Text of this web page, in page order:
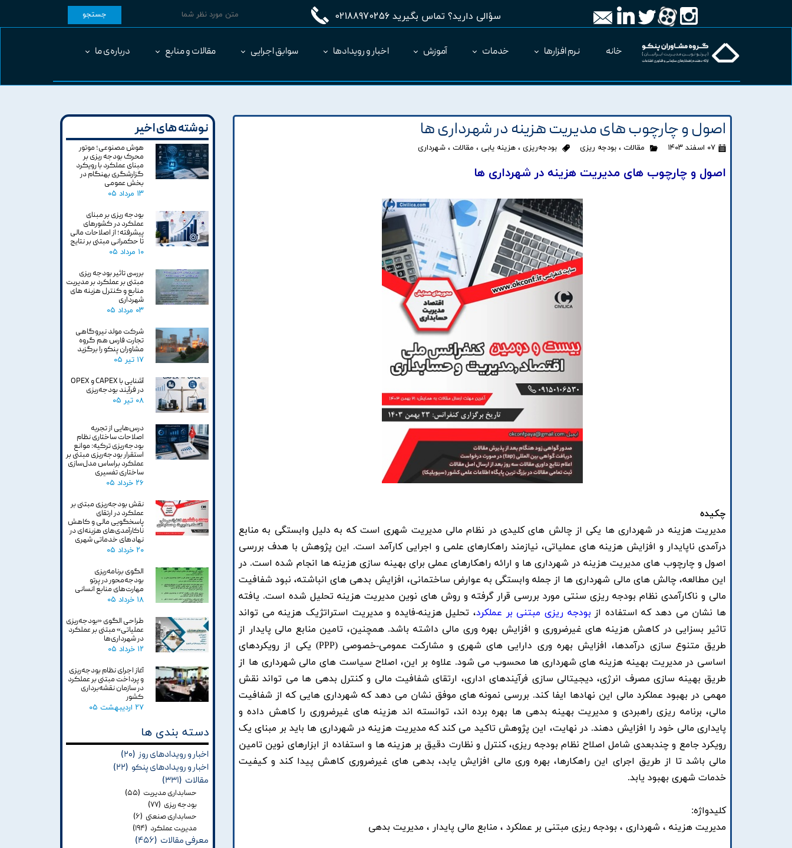
سؤالی دارید؟ تماس بگیرید 02188970256 جستجو
خانه نرم افزارها خدمات آموزش اخبار و رویدادها سوابق اجرایی مقالات و منابع درباره‌ی ما
اصول و چارچوب های مدیریت هزینه در شهرداری ها
۰۷ اسفند ۱۴۰۳ مقالات ، بودجه ریزی بودجه‌ریزی ، هزینه یابی ، مقالات ، شهرداری
اصول و چارچوب های مدیریت هزینه در شهرداری ها
چکیده
مدیریت هزینه در شهرداری ها یکی از چالش های کلیدی در نظام مالی مدیریت شهری است که به دلیل وابستگی به منابع
درآمدی ناپایدار و افزایش هزینه های عملیاتی، نیازمند راهکارهای علمی و اجرایی کارآمد است. این پژوهش با هدف بررسی
اصول و چارچوب های مدیریت هزینه در شهرداری ها و ارائه راهکارهای عملی برای بهینه سازی هزینه ها انجام شده است. در
این مطالعه، چالش های مالی شهرداری ها از جمله وابستگی به عوارض ساختمانی، افزایش بدهی های انباشته، نبود شفافیت
مالی و ناکارآمدی نظام بودجه ریزی سنتی مورد بررسی قرار گرفته و روش های نوین مدیریت هزینه تحلیل شده است. یافته
ها نشان می دهد که استفاده از بودجه ریزی مبتنی بر عملکرد، تحلیل هزینه-فایده و مدیریت استراتژیک هزینه می تواند
تاثیر بسزایی در کاهش هزینه های غیرضروری و افزایش بهره وری مالی داشته باشد. همچنین، تامین منابع مالی پایدار از
طریق متنوع سازی درآمدها، افزایش بهره وری دارایی های شهری و مشارکت عمومی-خصوصی (PPP) یکی از رویکردهای
اساسی در مدیریت بهینه هزینه های شهرداری ها محسوب می شود. علاوه بر این، اصلاح سیاست های مالی شهرداری ها از
طریق بهینه سازی مصرف انرژی، دیجیتالی سازی فرآیندهای اداری، ارتقای شفافیت مالی و کنترل بدهی ها می تواند نقش
مهمی در بهبود عملکرد مالی این نهادها ایفا کند. بررسی نمونه های موفق نشان می دهد که شهرداری هایی که از شفافیت
مالی، برنامه ریزی راهبردی و مدیریت بهینه بدهی ها بهره برده اند، توانسته اند هزینه های غیرضروری را کاهش داده و
پایداری مالی خود را افزایش دهند. در نهایت، این پژوهش تاکید می کند که مدیریت هزینه در شهرداری ها باید بر مبنای یک
رویکرد جامع و چندبعدی شامل اصلاح نظام بودجه ریزی، کنترل و نظارت دقیق بر هزینه ها و استفاده از ابزارهای نوین تامین
مالی باشد تا از طریق اجرای این راهکارها، بهره وری مالی افزایش یابد، بدهی های غیرضروری کاهش پیدا کند و کیفیت
خدمات شهری بهبود یابد.
کلیدواژه:
مدیریت هزینه ، شهرداری ، بودجه ریزی مبتنی بر عملکرد ، منابع مالی پایدار ، مدیریت بدهی
نوشته های اخیر
هوش مصنوعی؛ موتور
محرک بودجه ریزی بر
مبنای عملکرد با رویکرد
گزارشگری بهنگام در
بخش عمومی
۱۳ مرداد ۰۵
بودجه ریزی بر مبنای
عملکرد در کشورهای
پیشرفته؛ از اصلاحات مالی
تا حکمرانی مبتنی بر نتایج
۱۰ مرداد ۰۵
بررسی تاثیر بودجه ریزی
مبتنی بر عملکرد بر مدیریت
منابع و کنترل هزینه های
شهرداری
۰۳ مرداد ۰۵
شرکت مولد نیروگاهی
تجارت فارس هم گروه
مشاوران پنکو را برگزید
۱۷ تیر ۰۵
آشنایی با CAPEX و OPEX
در فرآیند بودجه‌ریزی
۰۸ تیر ۰۵
درس‌هایی از تجربه
اصلاحات ساختاری نظام
بودجه‌ریزی ترکیه: موانع
استقرار بودجه‌ریزی مبتنی بر
عملکرد براساس مدل‌سازی
ساختاری تفسیری
۲۶ خرداد ۰۵
نقش بودجه‌ریزی مبتنی بر
عملکرد در ارتقای
پاسخگویی مالی و کاهش
ناکارآمدی‌های هزینه‌ای در
نهادهای خدماتی شهری
۲۰ خرداد ۰۵
الگوی برنامه‌ریزی
بودجه‌محور در پرتو
مهارت‌های منابع انسانی
۱۸ خرداد ۰۵
طراحی الگوی «بودجه‌ریزی
عملیاتی» مبتنی بر عملکرد
در شهرداری‌ها
۱۲ خرداد ۰۵
آغاز اجرای نظام بودجه‌ریزی
و پرداخت مبتنی بر عملکرد
در سازمان نقشه‌برداری
کشور
۲۷ اردیبهشت ۰۵
دسته بندی ها
اخبار و رویدادهای روز (۲۰)
اخبار و رویدادهای پنکو (۲۲)
مقالات (۳۳۱)
حسابداری مدیریت (۵۵)
بودجه ریزی (۷۷)
حسابداری صنعتی (۶)
مدیریت عملکرد (۱۹۴)
معرفی مقالات (۴۵۶)